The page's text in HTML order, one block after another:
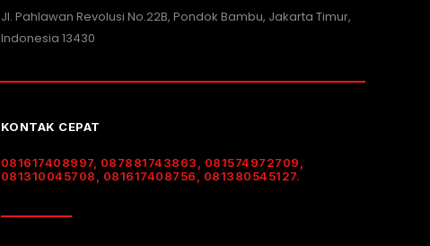
Jl. Pahlawan Revolusi No.22B, Pondok Bambu, Jakarta Timur,
Indonesia 13430
KONTAK CEPAT
081617408997, 087881743863, 081574972709,
081310045708, 081617408756, 081380545127.